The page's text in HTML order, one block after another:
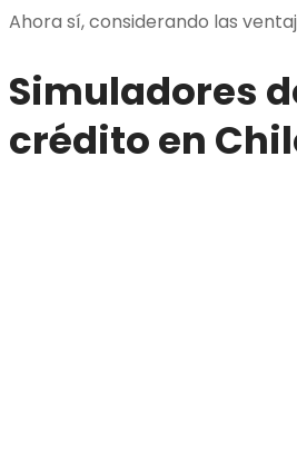
Ahora sí, considerando las
Simuladores
crédito en